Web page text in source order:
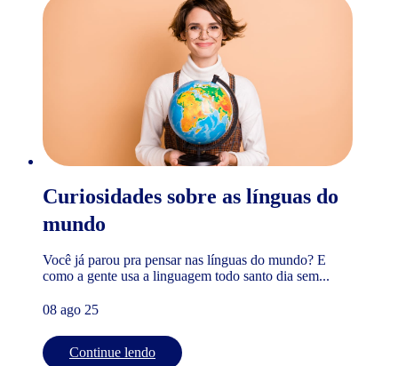
Curiosidades sobre as línguas do
mundo
Você já parou pra pensar nas línguas do mundo? E
como a gente usa a linguagem todo santo dia sem...
08 ago 25
Continue lendo